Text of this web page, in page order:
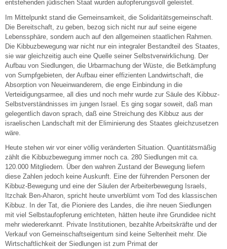
entstehenden jüdischen Staat wurden aufopferungsvoll geleistet.
Im Mittelpunkt stand die Gemeinsamkeit, die Solidaritätsgemeinschaft.
Die Bereitschaft, zu geben, bezog sich nicht nur auf seine eigene
Lebenssphäre, sondern auch auf den allgemeinen staatlichen Rahmen.
Die Kibbuzbewegung war nicht nur ein integraler Bestandteil des Staates,
sie war gleichzeitig auch eine Quelle seiner Selbstverwirklichung. Der
Aufbau von Siedlungen, die Urbarmachung der Wüste, die Betkämpfung
von Sumpfgebieten, der Aufbau einer effizienten Landwirtschaft, die
Absorption von Neueinwanderern, die enge Einbindung in die
Verteidigungsarmee, all dies und noch mehr wurde zur Säule des Kibbuz-
Selbstverständnisses im jungen Israel. Es ging sogar soweit, daß man
gelegentlich davon sprach, daß eine Streichung des Kibbuz aus der
israelischen Landschaft mit der Eliminierung des Staates gleichzusetzen
wäre.
Heute stehen wir vor einer völlig veränderten Situation. Quantitätsmäßig
zählt die Kibbuzbewegung immer noch ca. 280 Siedlungen mit ca.
120.000 Mitgliedern. Über den wahren Zustand der Bewegung liefern
diese Zahlen jedoch keine Auskunft. Eine der führenden Personen der
Kibbuz-Bewegung und eine der Säulen der Arbeiterbewegung Israels,
Itzchak Ben-Aharon, spricht heute unverblümt vom Tod des klassischen
Kibbuz. In der Tat, die Pioniere des Landes, die ihre neuen Siedlungen
mit viel Selbstaufopferung errichteten, hätten heute ihre Grundidee nicht
mehr wiedererkannt. Private Institutionen, bezahlte Arbeitskräfte und der
Verkauf von Gemeinschaftseigentum sind keine Seltenheit mehr. Die
Wirtschaftlichkeit der Siedlungen ist zum Primat der